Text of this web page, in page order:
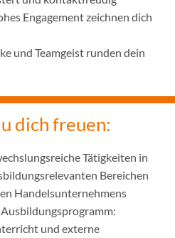
Engagement zeichnen dich
und Teamgeist runden dein
dich freuen:
Tätigkeiten in
Bereichen
Handelsunternehmens
und externe